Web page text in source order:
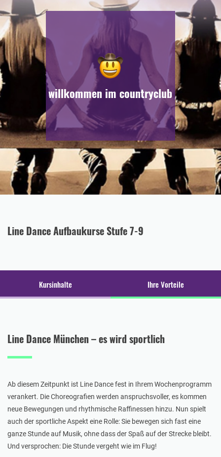
willkommen im countryclub
Line Dance Aufbaukurse Stufe 7-9
Kursinhalte Ihre Vorteile
Line Dance München – es wird sportlich
Ab diesem Zeitpunkt ist Line Dance fest in Ihrem Wochenprogramm
verankert. Die Choreografien werden anspruchsvoller, es kommen
neue Bewegungen und rhythmische Raffinessen hinzu. Nun spielt
auch der sportliche Aspekt eine Rolle: Sie bewegen sich fast eine
ganze Stunde auf Musik, ohne dass der Spaß auf der Strecke bleibt.
Und versprochen: Die Stunde vergeht wie im Flug!